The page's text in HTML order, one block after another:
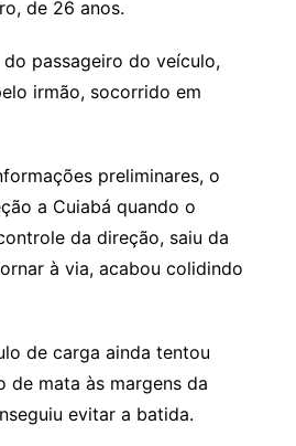
de 26 anos.
passageiro do veículo,
irmão, socorrido em
preliminares, o
a Cuiabá quando o
da direção, saiu da
à via, acabou colidindo
de carga ainda tentou
de mata às margens da
evitar a batida.